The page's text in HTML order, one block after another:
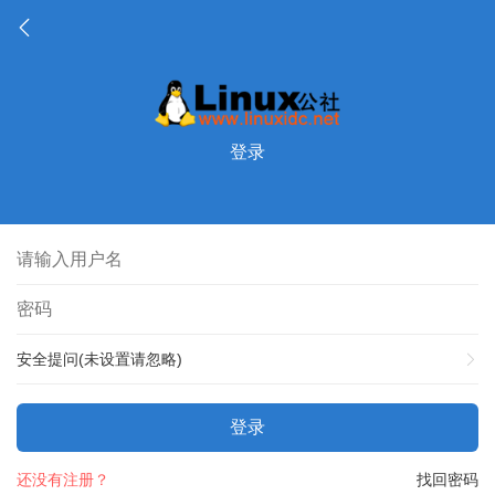
登录
安全提问(未设置请忽略)
登录
找回密码
还没有注册？